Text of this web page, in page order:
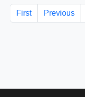
First Previous